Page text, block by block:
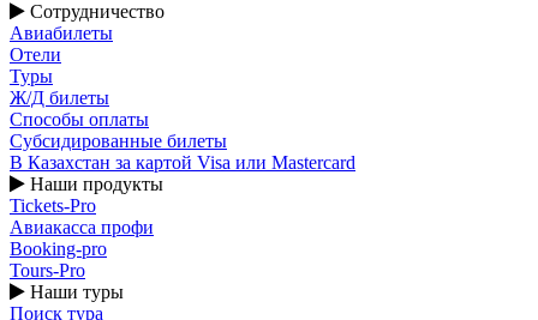
Сотрудничество
Авиабилеты
Отели
Туры
Ж/Д билеты
Способы оплаты
Субсидированные билеты
В Казахстан за картой Visa или Masterсard
Наши продукты
Tickets-Pro
Авиакасса профи
Booking-pro
Tours-Pro
Наши туры
Поиск тура